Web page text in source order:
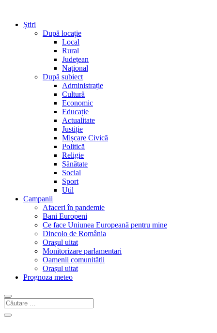
Știri
După locație
Local
Rural
Județean
Național
După subiect
Administrație
Cultură
Economic
Educație
Actualitate
Justiție
Mișcare Civică
Politică
Religie
Sănătate
Social
Sport
Util
Campanii
Afaceri în pandemie
Bani Europeni
Ce face Uniunea Europeană pentru mine
Dincolo de România
Orașul uitat
Monitorizare parlamentari
Oamenii comunității
Orașul uitat
Prognoza meteo